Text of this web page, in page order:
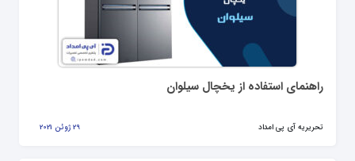
راهنمای استفاده از یخچال سیلوان
تحریریه آی پی امداد 29 ژوئن 2021